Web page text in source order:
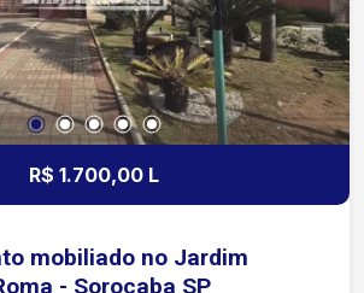
acesso por transporte
estratégica para empresas
praticidade e facilidade
R$ 1.700,00 L
mobiliado no Jardim
- Sorocaba SP